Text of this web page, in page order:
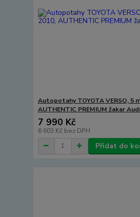
Autopotahy TOYOTA VERSO, 5
AUTHENTIC PREMIUM žakar Audi
7 990 Kč
6 603 Kč bez DPH
Přidat do